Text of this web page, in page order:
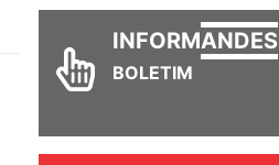
INFORMANDES
BOLETIM